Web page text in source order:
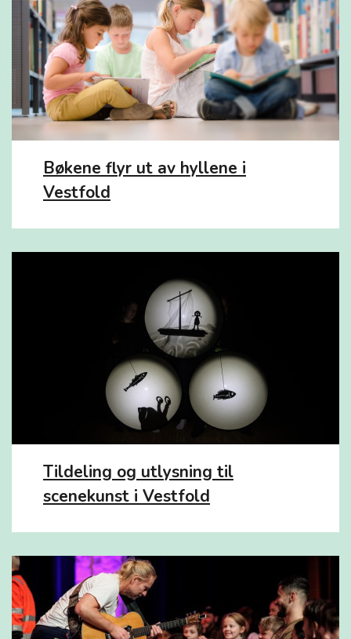
Bøkene flyr ut av hyllene i
Vestfold
Tildeling og utlysning til
scenekunst i Vestfold